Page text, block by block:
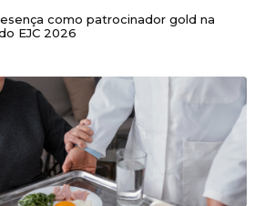
como patrocinador gold na
EJC 2026